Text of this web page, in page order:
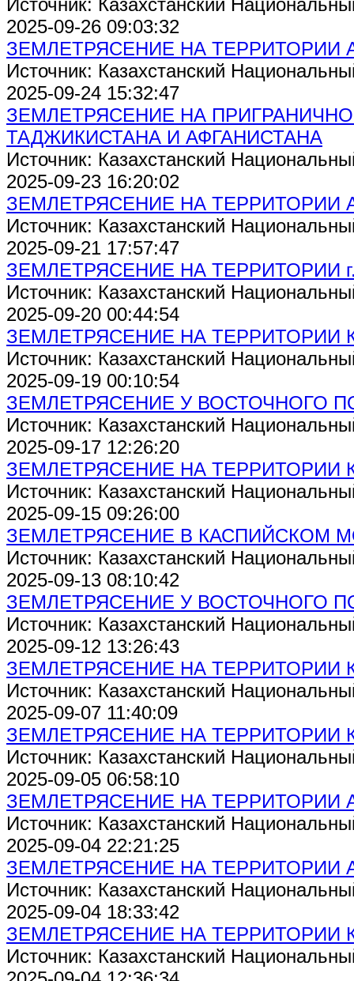
Источник: Казахстанский
2025-09-26 09:03:32
ЗЕМЛЕТРЯСЕНИЕ НА ТЕРРИТОРИИ
Источник: Казахстанский
2025-09-24 15:32:47
ЗЕМЛЕТРЯСЕНИЕ НА
ТАДЖИКИСТАНА И АФГАНИСТАНА
Источник: Казахстанский
2025-09-23 16:20:02
ЗЕМЛЕТРЯСЕНИЕ НА ТЕРРИТОРИИ
Источник: Казахстанский
2025-09-21 17:57:47
ЗЕМЛЕТРЯСЕНИЕ НА ТЕРРИТОРИИ
Источник: Казахстанский
2025-09-20 00:44:54
ЗЕМЛЕТРЯСЕНИЕ НА ТЕРРИТОРИИ
Источник: Казахстанский
2025-09-19 00:10:54
ЗЕМЛЕТРЯСЕНИЕ У ВОСТОЧНОГО
Источник: Казахстанский
2025-09-17 12:26:20
ЗЕМЛЕТРЯСЕНИЕ НА ТЕРРИТОРИИ
Источник: Казахстанский
2025-09-15 09:26:00
ЗЕМЛЕТРЯСЕНИЕ В КАСПИЙСКОМ
Источник: Казахстанский
2025-09-13 08:10:42
ЗЕМЛЕТРЯСЕНИЕ У ВОСТОЧНОГО
Источник: Казахстанский
2025-09-12 13:26:43
ЗЕМЛЕТРЯСЕНИЕ НА ТЕРРИТОРИИ
Источник: Казахстанский
2025-09-07 11:40:09
ЗЕМЛЕТРЯСЕНИЕ НА ТЕРРИТОРИИ
Источник: Казахстанский
2025-09-05 06:58:10
ЗЕМЛЕТРЯСЕНИЕ НА ТЕРРИТОРИИ
Источник: Казахстанский
2025-09-04 22:21:25
ЗЕМЛЕТРЯСЕНИЕ НА ТЕРРИТОРИИ
Источник: Казахстанский
2025-09-04 18:33:42
ЗЕМЛЕТРЯСЕНИЕ НА ТЕРРИТОРИИ
Источник: Казахстанский